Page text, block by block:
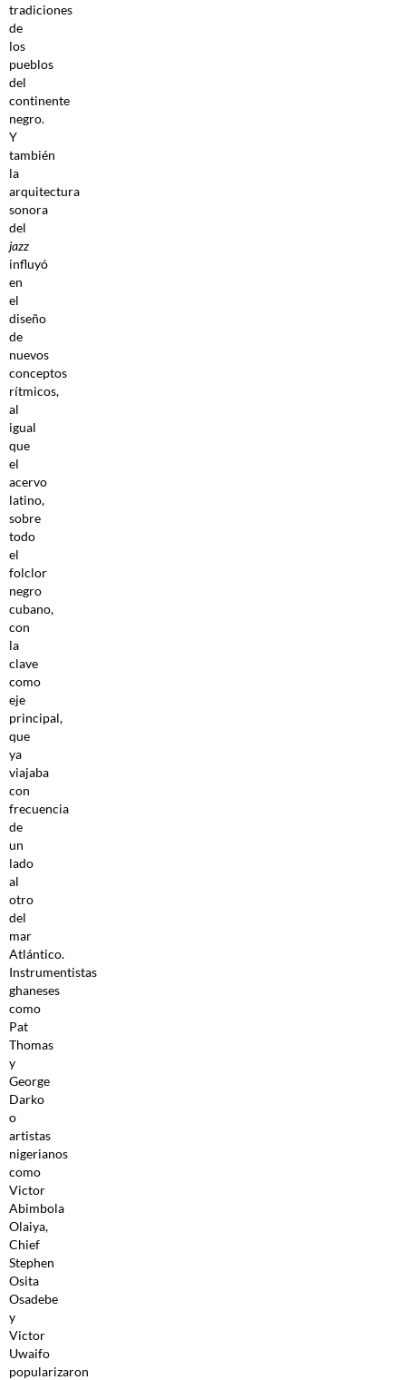
tradiciones
de
los
pueblos
del
continente
negro.
Y
también
la
arquitectura
sonora
del
jazz
influyó
en
el
diseño
de
nuevos
conceptos
rítmicos,
al
igual
que
el
acervo
latino,
sobre
todo
el
folclor
negro
cubano,
con
la
clave
como
eje
principal,
que
ya
viajaba
con
frecuencia
de
un
lado
al
otro
del
mar
Atlántico.
Instrumentistas
ghaneses
como
Pat
Thomas
y
George
Darko
o
artistas
nigerianos
como
Victor
Abimbola
Olaiya,
Chief
Stephen
Osita
Osadebe
y
Victor
Uwaifo
popularizaron